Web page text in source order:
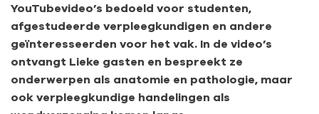
YouTubevideo’s bedoeld voor studenten,
afgestudeerde verpleegkundigen en andere
geïnteresseerden voor het vak. In de video’s
ontvangt Lieke gasten en bespreekt ze
onderwerpen als anatomie en pathologie, maar
ook verpleegkundige handelingen als